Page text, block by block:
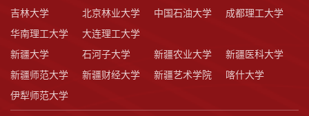
吉林大学
北京林业大学 中国石油大学
成都理工大学
华南理工大学
大连理工大学
新疆大学
石河子大学 新疆农业大学
新疆医科大学
新疆师范大学
新疆财经大学 新疆艺术学院
喀什大学
伊犁师范大学